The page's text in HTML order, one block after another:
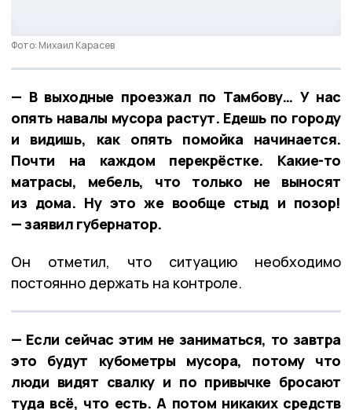
Фото: Михаил Карасев
— В выходные проезжал по Тамбову… У нас
опять навалы мусора растут. Едешь по городу
и видишь, как опять помойка начинается.
Почти на каждом перекрёстке. Какие-то
матрасы, мебель, что только не выносят
из дома. Ну это же вообще стыд и позор!
— заявил губернатор.
Он отметил, что ситуацию необходимо
постоянно держать на контроле.
— Если сейчас этим не заниматься, то завтра
это будут кубометры мусора, потому что
люди видят свалку и по привычке бросают
туда всё, что есть. А потом никаких средств